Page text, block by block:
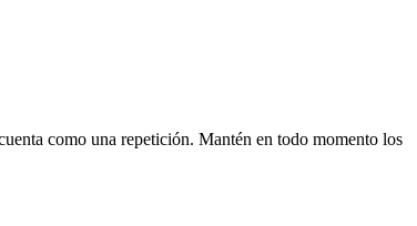
como una repetición. Mantén en todo momento los